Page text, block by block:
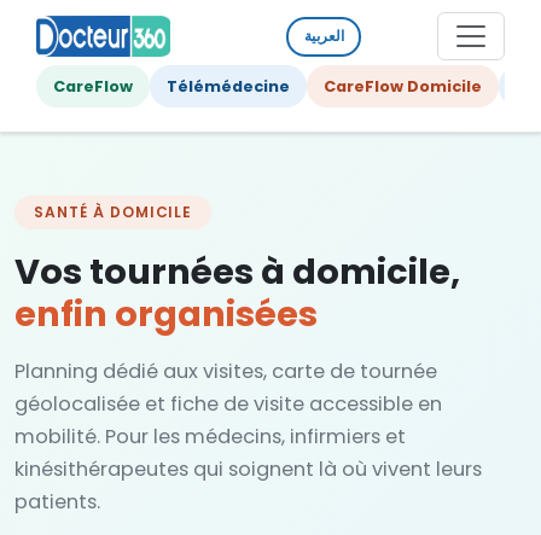
العربية
CareFlow Télémédecine CareFlow Domicile
SANTÉ À DOMICILE
Vos tournées à domicile,
enfin organisées
Planning dédié aux visites, carte de tournée
géolocalisée et fiche de visite accessible en
mobilité. Pour les médecins, infirmiers et
kinésithérapeutes qui soignent là où vivent leurs
patients.